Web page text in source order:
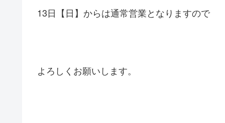
13日【日】からは通常営業となりますので
よろしくお願いします。